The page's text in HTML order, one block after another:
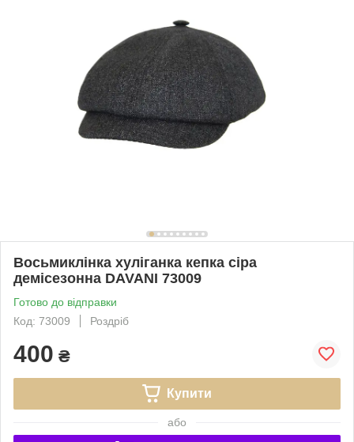
Восьмиклінка хуліганка кепка сіра
демісезонна DAVANI 73009
Готово до відправки
Код: 73009
Роздріб
400 ₴
Купити
або